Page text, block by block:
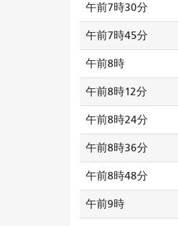
午前7時30分
午前7時45分
午前8時
午前8時12分
午前8時24分
午前8時36分
午前8時48分
午前9時